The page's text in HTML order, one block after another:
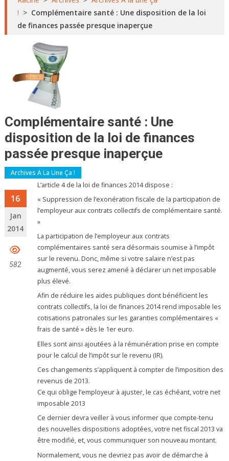
! > Complémentaire santé : Une disposition de la loi
de finances passée presque inaperçue
Complémentaire santé : Une
disposition de la loi de finances
passée presque inaperçue
Archives A La Une Ça !
16
Jan
2014
582
L’article 4 de la loi de finances 2014 dispose :
« Suppression de l’exonération fiscale de la participation de
l’employeur aux contrats collectifs de complémentaire santé.
»
La participation de l’employeur aux contrats
complémentaires santé sera désormais soumise à l’impôt
sur le revenu. Donc, même si votre salaire n’est pas
augmenté, vous serez amené à déclarer un net imposable
plus élevé.
Afin de réduire les aides publiques dont bénéficient les
contrats collectifs, la loi de finances 2014 rend imposable les
cotisations patronales sur les garanties complémentaires «
frais de santé » dès le 1er euro.
Elles sont ainsi ajoutées à la rémunération prise en compte
pour le calcul de l’impôt sur le revenu (IR).
Ces changements s’appliquent à compter de l’imposition des
revenus de 2013.
Ce qui oblige l’employeur à ajuster, le cas échéant, votre net
imposable 2013
Ce dernier devra veiller à vous informer que compte-tenu
des nouvelles dispositions adoptées, votre net fiscal 2013 va
être modifié, et, vous communiquer son nouveau montant.
Normalement, vous ne devriez pas avoir de démarche à